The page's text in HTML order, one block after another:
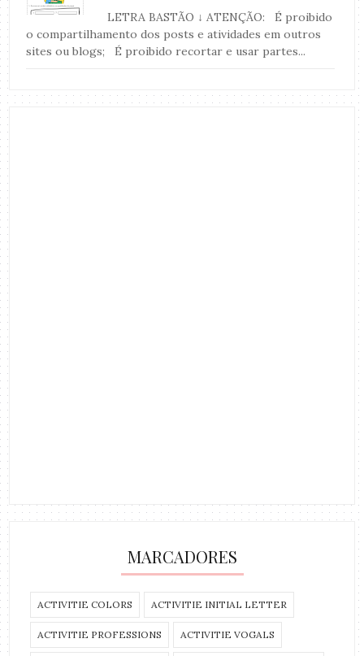
LETRA BASTÃO ↓ ATENÇÃO: É proibido
o compartilhamento dos posts e atividades em outros
sites ou blogs; É proibido recortar e usar partes...
MARCADORES
ACTIVITIE COLORS ACTIVITIE INITIAL LETTER
ACTIVITIE PROFESSIONS ACTIVITIE VOGALS